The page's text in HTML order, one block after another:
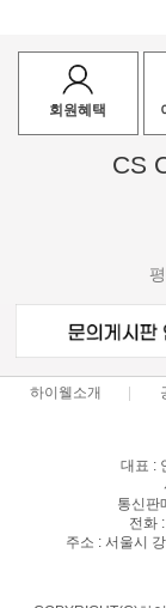
회원혜택
CS
하이웰소개
대표 :
통신판
전화
주소 : 서울시